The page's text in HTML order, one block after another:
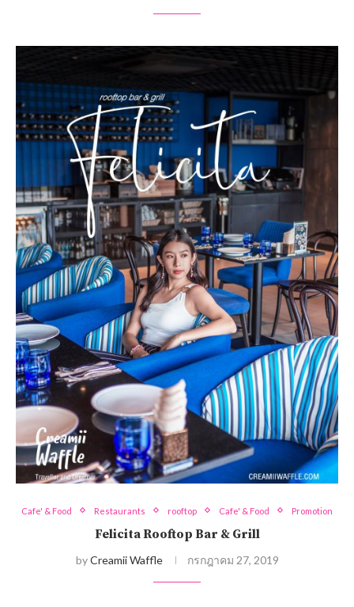
Cafe' & Food Restaurants rooftop Cafe' & Food Promotion
Felicita Rooftop Bar & Grill
byCreamii Waffle กรกฎาคม 27, 2019